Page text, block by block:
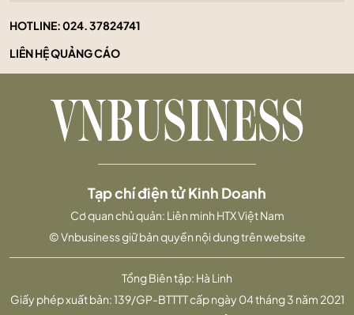
HOTLINE:024. 37824741
LIÊN HỆ QUẢNG CÁO
Tổng Biên tập: Hà Linh
Giấy phép xuất bản: 139/GP-BTTTT cấp ngày 04 tháng 3 năm 2021
Tạp chí điện tử Kinh Doanh
Cơ quan chủ quản: Liên minh HTX Việt Nam
© Vnbusiness giữ bản quyền nội dung trên website